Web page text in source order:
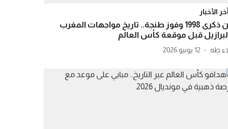
آخر الأخبار
بين ذكرى 1998 وفوز طنجة.. تاريخ مواجهات المغرب
قبل موقعة كأس العالم
طه 12 يونيو 2026